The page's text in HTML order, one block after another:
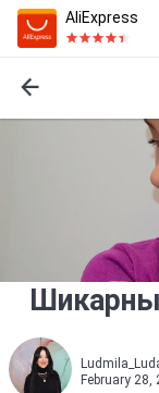
AliExpress
February 28,